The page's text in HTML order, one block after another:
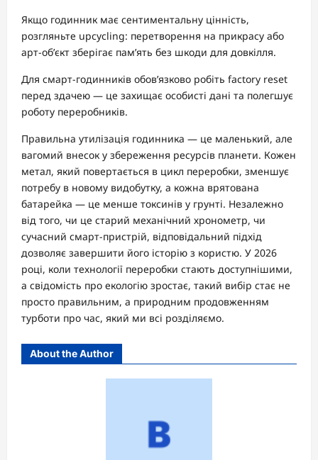
Якщо годинник має сентиментальну цінність,
розгляньте upcycling: перетворення на прикрасу або
арт-об’єкт зберігає пам’ять без шкоди для довкілля.
Для смарт-годинників обов’язково робіть factory reset
перед здачею — це захищає особисті дані та полегшує
роботу переробників.
Правильна утилізація годинника — це маленький, але
вагомий внесок у збереження ресурсів планети. Кожен
метал, який повертається в цикл переробки, зменшує
потребу в новому видобутку, а кожна врятована
батарейка — це менше токсинів у грунті. Незалежно
від того, чи це старий механічний хронометр, чи
сучасний смарт-пристрій, відповідальний підхід
дозволяє завершити його історію з користю. У 2026
році, коли технології переробки стають доступнішими,
а свідомість про екологію зростає, такий вибір стає не
просто правильним, а природним продовженням
турботи про час, який ми всі розділяємо.
About the Author